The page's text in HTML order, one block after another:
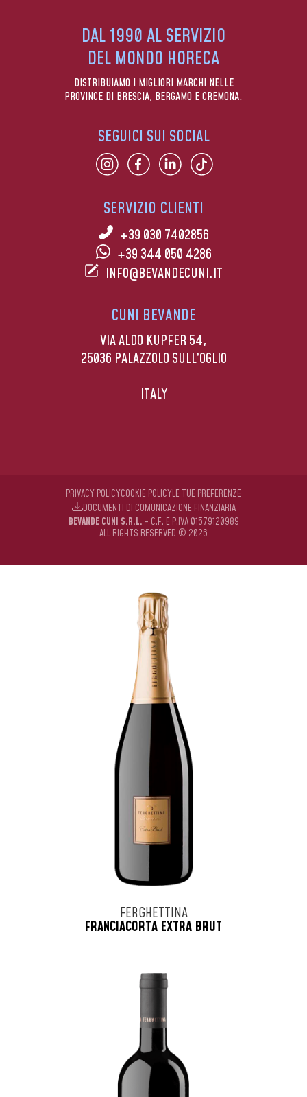
DAL 1990 AL SERVIZIO
DEL MONDO HORECA
DISTRIBUIAMO I MIGLIORI MARCHI NELLE
PROVINCE DI BRESCIA, BERGAMO E CREMONA.
SERVIZIO CLIENTI
+39 030 7402856
+39 344 050 4286
INFO@BEVANDECUNI.IT
CUNI BEVANDE
VIA ALDO KUPFER 54,
25036 PALAZZOLO SULL’OGLIO
ITALY
SEGUICI SUI SOCIAL
BEVANDE CUNI S.R.L. - C.F. E P.IVA 01579120989
ALL RIGHTS RESERVED © 2026
PRIVACY POLICYCOOKIE POLICYLE TUE PREFERENZE
DOCUMENTI DI COMUNICAZIONE FINANZIARIA
FERGHETTINA
FRANCIACORTA EXTRA BRUT